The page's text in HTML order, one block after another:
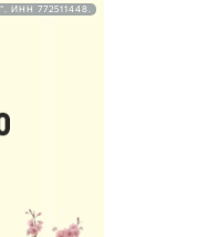
772511448.